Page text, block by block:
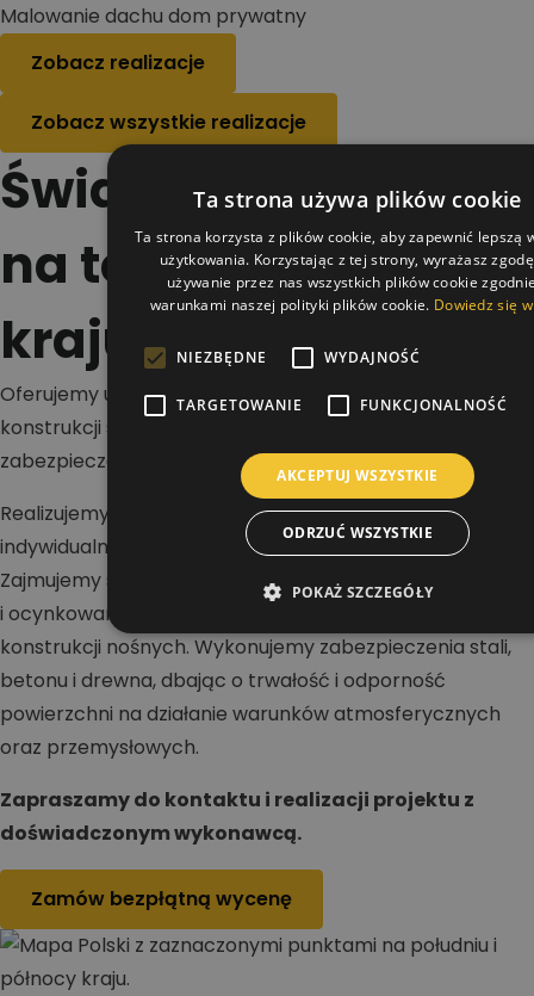
Malowanie dachu dom prywatny
Zobacz realizacje
Zobacz wszystkie realizacje
Świadczymy usługi
na terenie całego
kraju
Oferujemy usługi w zakresie malowania dachów,
konstrukcji stalowych i betonowych oraz wykonywania
zabezpieczeń antykorozyjnych i ogniochronnych.
Realizujemy projekty na terenie całej Polski dla klientów
indywidualnych, firm i inwestorów przemysłowych.
Zajmujemy się renowacją dachów stalowych, blaszanych
i ocynkowanych, a także malowaniem hal oraz
konstrukcji nośnych. Wykonujemy zabezpieczenia stali,
betonu i drewna, dbając o trwałość i odporność
powierzchni na działanie warunków atmosferycznych
oraz przemysłowych.
Zapraszamy do kontaktu i realizacji projektu z
doświadczonym wykonawcą.
Zamów bezpłątną wycenę
Ta strona używa plików cookie
Ta strona korzysta z plików cookie, aby zapewnić lepszą
użytkowania. Korzystając z tej strony, wyrażasz
używanie przez nas wszystkich plików cookie
warunkami naszej polityki plików cookie. Dowiedz się
NIEZBĘDNE WYDAJNOŚĆ
TARGETOWANIE FUNKCJONALNOŚĆ
AKCEPTUJ WSZYSTKIE
ODRZUĆ WSZYSTKIE
POKAŻ SZCZEGÓŁY